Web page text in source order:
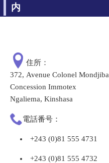
内
住所：
372, Avenue Colonel Mondjiba
Concession Immotex
Ngaliema, Kinshasa
電話番号：
+243 (0)81 555 4731
+243 (0)81 555 4732